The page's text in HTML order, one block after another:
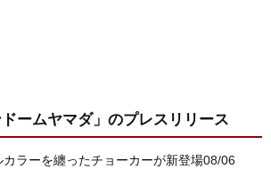
ームヤマダ」 のプレスリリース
ラーを纏ったチョーカーが新登場08/06